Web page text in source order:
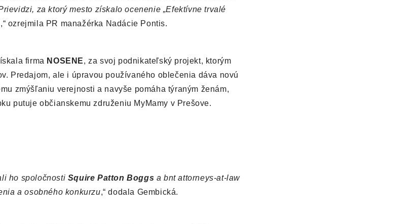
za ktorý mesto získalo ocenenie „Efektívne trvalé
,“ ozrejmila PR manažérka Nadácie Pontis.
firma NOSENE, za svoj podnikateľský projekt, ktorým
Predajom, ale i úpravou používaného oblečenia dáva novú
zmýšľaniu verejnosti a navyše pomáha týraným ženám,
putuje občianskemu združeniu MyMamy v Prešove.
ho spoločnosti Squire Patton Boggs a bnt attorneys-at-law
a osobného konkurzu,“ dodala Gembická.